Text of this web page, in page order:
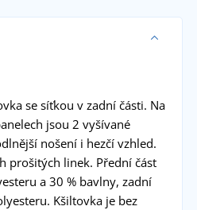
se síťkou v zadní části. Na
jsou 2 vyšívané
nošení i hezčí vzhled.
prošitých linek. Přední část
a 30 % bavlny, zadní
Kšiltovka je bez